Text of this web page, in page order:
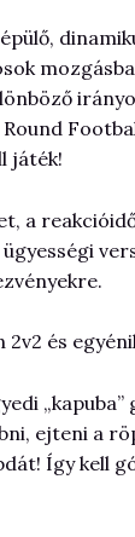
játék!
a
és
„kapuba”
ejteni a
Így kell